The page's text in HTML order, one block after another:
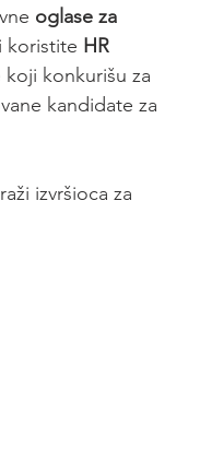
oglase za
i koristite HR
konkurišu za
kandidate za
izvršioca za